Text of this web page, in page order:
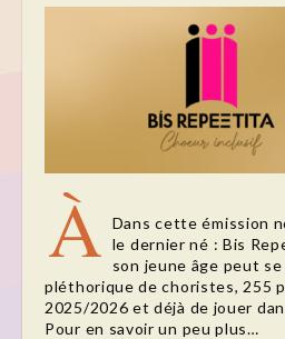
À Dans cette émission
le dernier né : Bis
son jeune âge peut
pléthorique de choristes, 255
2025/2026 et déjà de jouer
Pour en savoir un peu plus…